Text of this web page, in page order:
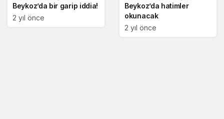
Beykoz’da bir garip iddia!
2 yıl önce
Beykoz’da hatimler
okunacak
2 yıl önce